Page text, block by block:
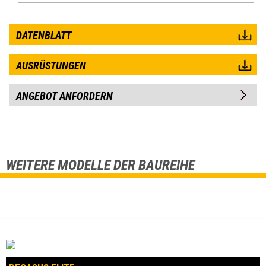
DATENBLATT
AUSRÜSTUNGEN
ANGEBOT ANFORDERN
WEITERE MODELLE DER BAUREIHE